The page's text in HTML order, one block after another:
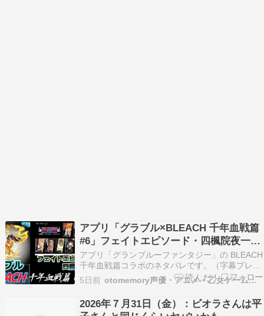
アプリ「グラブル×BLEACH 千年血戦篇
#6」フェイトエピソード・四楓院夜一
【コラボイベント】（字幕プレイ動画あ
り）
アプリ「グランブルーファンタジー」の BLEACH
千年血戦篇コラボのネタバレです。（字幕プレイ
動画あり） 続きを読む
5日前 otomemory声優・アニメ・乙女ゲームまとめ
2026年７月31日（金）：ビオラさんは平